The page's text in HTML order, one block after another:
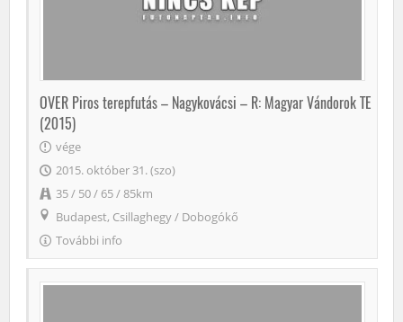
OVER Piros terepfutás – Nagykovácsi – R: Magyar Vándorok TE
(2015)
vége
2015. október 31. (szo)
35 / 50 / 65 / 85km
Budapest, Csillaghegy/ Dobogókő
További info